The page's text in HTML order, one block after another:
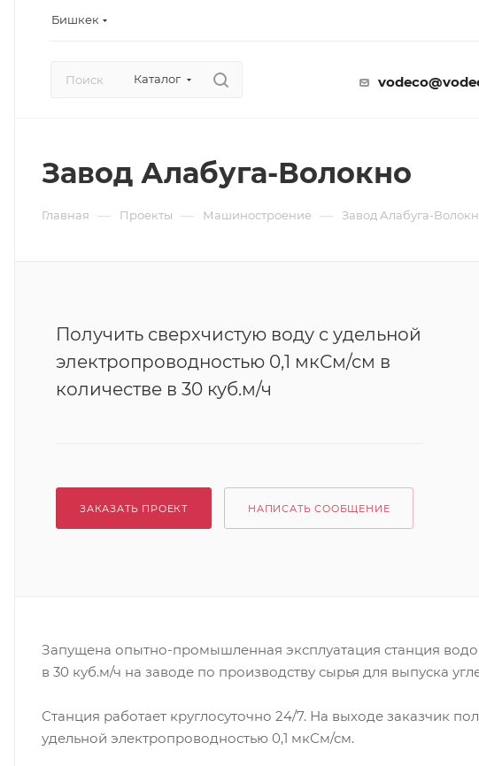
Бишкек
Каталог
Завод Алабуга-Волокно
Главная — Проекты — Машиностроение — Завод Алабуга-
Получить сверхчистую воду с удельной
электропроводностью 0,1 мкСм/см в
количестве в 30 куб.м/ч
ЗАКАЗАТЬ ПРОЕКТ НАПИСАТЬ СООБЩЕНИЕ
Запущена опытно-промышленная эксплуатация станция
в 30 куб.м/ч на заводе по производству сырья для выпуска
Станция работает круглосуточно 24/7. На выходе заказчик
удельной электропроводностью 0,1 мкСм/см.